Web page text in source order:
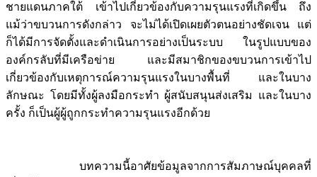
ชายแดนภาคใต้ เข้าไปเกี่ยวข้องกับความรุนแรงที่เกิดขึ้น ถึง
แม้ว่าขบวนการดังกล่าว จะไม่ได้เปิดเผยตัวตนอย่างชัดเจน แต่
ก็ได้มีการจัดตั้งและดำเนินการอย่างเป็นระบบ ในรูปแบบของ
องค์กรลับที่มีเครือข่าย และมีสมาชิกของขบวนการเข้าไป
เกี่ยวข้องกับเหตุการณ์ความรุนแรงในบางพื้นที่ และในบาง
ลักษณะ โดยมีทั้งผู้ลงมือกระทำ ผู้สนับสนุนส่งเสริม และในบาง
ครั้ง ก็เป็นผู้ผู้ถูกกระทำความรุนแรงอีกด้วย
บทความนี้อาศัยข้อมูลจากการสัมภาษณ์บุคคลที่